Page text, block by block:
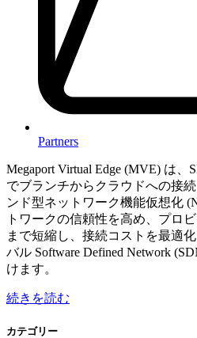
Partners
Megaport Virtual Edge (MVE) は
でブランチからクラウドへの接
ンド型ネットワーク機能仮想化
トワークの信頼性を高め、プロ
まで短縮し、接続コストを最適
バル Software Defined Network
けます。
続きを読む
カテゴリー